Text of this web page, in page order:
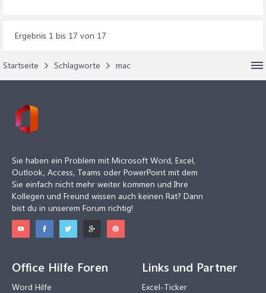
Ergebnis 1 bis 17 von 17
Startseite Schlagworte mac
Sie haben ein Problem mit Microsoft Word, Excel,
Outlook, Access, Teams oder PowerPoint mit dem
Sie einfach nicht mehr weiter kommen und Ihre
Kollegen und Freund wissen auch keinen Rat? Dann
bist du in unserem Forum richtig!
Office Hilfe Foren
Word Hilfe
Links und Partner
Excel-Ticker